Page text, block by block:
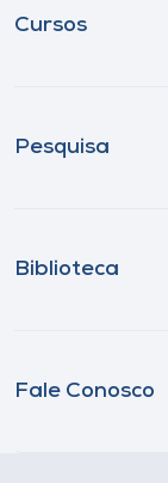
Cursos
Pesquisa
Biblioteca
Fale Conosco